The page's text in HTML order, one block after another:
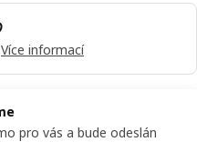
Více informací
pro vás a bude odeslán